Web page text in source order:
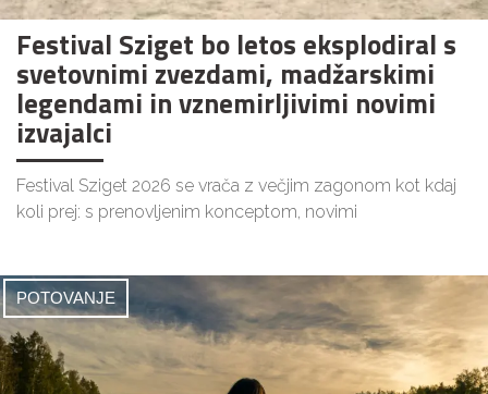
Festival Sziget bo letos eksplodiral s
svetovnimi zvezdami, madžarskimi
legendami in vznemirljivimi novimi
izvajalci
Festival Sziget 2026 se vrača z večjim zagonom kot kdaj
koli prej: s prenovljenim konceptom, novimi
POTOVANJE